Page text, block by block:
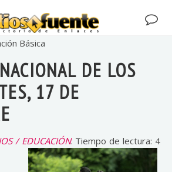
Básica
DE LOS
17 DE
/ EDUCACIÓN. Tiempo de lectura: 4